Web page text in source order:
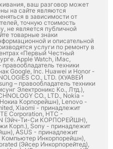
ваш разговор может
на сайте являются
в зависимости от
точную стоимость
не является публичной
товарные знаки
и описательной
услуги по ремонту в
«Первый Честный
Apple Watch, iMac,
техники
Google, Inc. Huawei и Honor -
CO., LTD. (ХУАВЕЙ
– правообладатель техники
Электроникс Ко., Лтд.),
CO., LTD., Nokia -
Корпорейшн), Lenovo -
Xiaomi - принадлежит
Corporation, HTC -
(Эйч-Ти-Си КОРПОРЕЙШН),
Корп.), Sony - принадлежит
ASUS - принадлежит
Компьютер Инкорпорейшн),
(Эйсер Инкорпорейтед),